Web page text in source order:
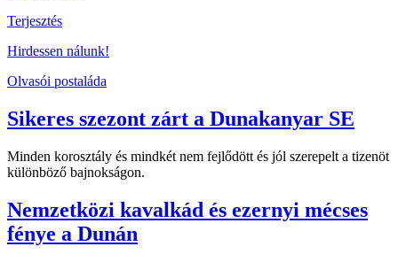
Terjesztés
Hirdessen nálunk!
Olvasói postaláda
Sikeres szezont zárt a Dunakanyar SE
Minden korosztály és mindkét nem fejlődött és jól szerepelt a tizenöt
különböző bajnokságon.
Nemzetközi kavalkád és ezernyi mécses
fénye a Dunán